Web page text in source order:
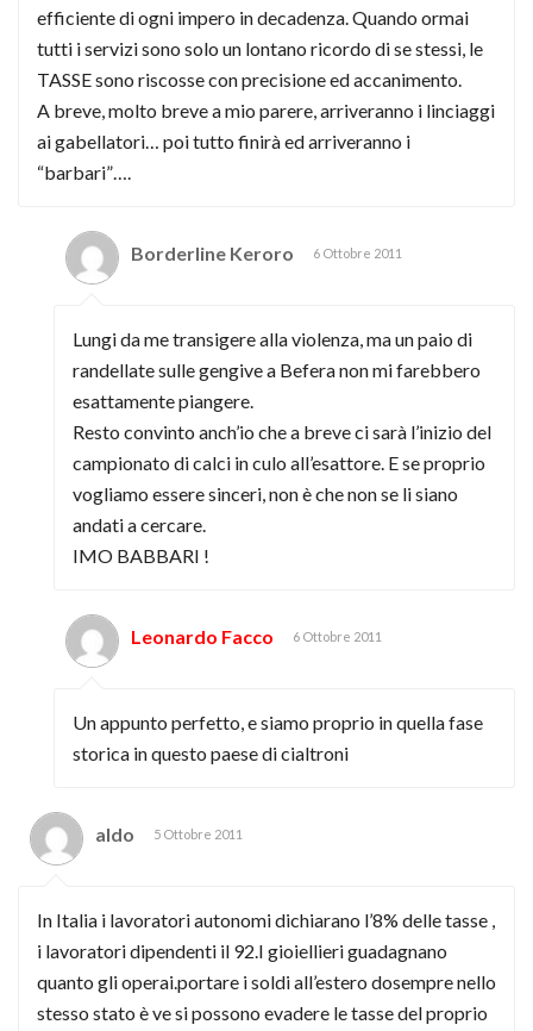
efficiente di ogni impero in decadenza. Quando ormai
tutti i servizi sono solo un lontano ricordo di se stessi, le
TASSE sono riscosse con precisione ed accanimento.
A breve, molto breve a mio parere, arriveranno i linciaggi
ai gabellatori… poi tutto finirà ed arriveranno i
“barbari”….
Borderline Keroro 6 Ottobre 2011
Lungi da me transigere alla violenza, ma un paio di
randellate sulle gengive a Befera non mi farebbero
esattamente piangere.
Resto convinto anch’io che a breve ci sarà l’inizio del
campionato di calci in culo all’esattore. E se proprio
vogliamo essere sinceri, non è che non se li siano
andati a cercare.
IMO BABBARI !
Leonardo Facco 6 Ottobre 2011
Un appunto perfetto, e siamo proprio in quella fase
storica in questo paese di cialtroni
aldo 5 Ottobre 2011
In Italia i lavoratori autonomi dichiarano l’8% delle tasse ,
i lavoratori dipendenti il 92.I gioiellieri guadagnano
quanto gli operai.portare i soldi all’estero dosempre nello
stesso stato è ve si possono evadere le tasse del proprio